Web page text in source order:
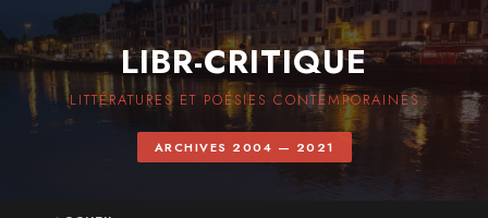
LIBR-CRITIQUE
LITTÉRATURES ET POÉSIES CONTEMPORAINES
ARCHIVES 2004 — 2021